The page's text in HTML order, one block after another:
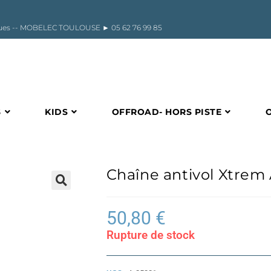
-- MOBELEC TOULOUSE ► 05 62 76 99 85
KIDS OFFROAD- HORS PISTE
Chaîne antivol Xtrem
50,80 €
Rupture de stock